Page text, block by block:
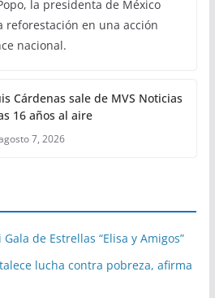
la presidenta de México
reforestación en una acción
nacional.
Cárdenas sale de MVS Noticias
16 años al aire
7, 2026
de Estrellas “Elisa y Amigos”
lucha contra pobreza, afirma